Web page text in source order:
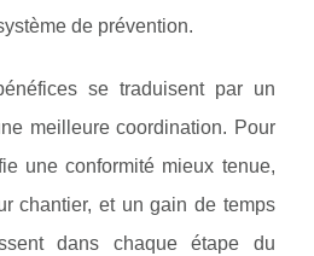
de prévention.
se traduisent par un
meilleure coordination. Pour
une conformité mieux tenue,
chantier, et un gain de temps
dans chaque étape du